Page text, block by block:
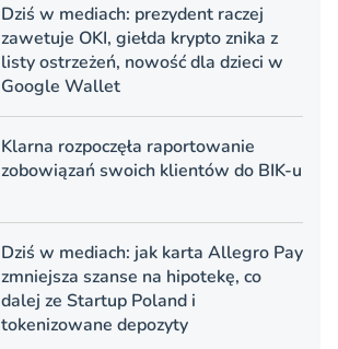
Dziś w mediach: prezydent raczej
zawetuje OKI, giełda krypto znika z
listy ostrzeżeń, nowość dla dzieci w
Google Wallet
Klarna rozpoczęła raportowanie
zobowiązań swoich klientów do BIK-u
Dziś w mediach: jak karta Allegro Pay
zmniejsza szanse na hipotekę, co
dalej ze Startup Poland i
tokenizowane depozyty